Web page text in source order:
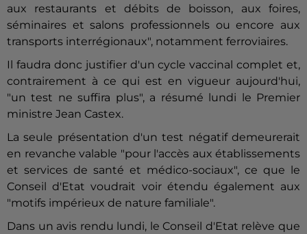
aux restaurants et débits de boisson, aux foires,
séminaires et salons professionnels ou encore aux
transports interrégionaux", notamment ferroviaires.
Il faudra donc justifier d'un cycle vaccinal complet et,
contrairement à ce qui est en vigueur aujourd'hui,
"un test ne suffira plus", a résumé lundi le Premier
ministre Jean Castex.
La seule présentation d'un test négatif demeurerait
en revanche valable "pour l'accès aux établissements
et services de santé et médico-sociaux", ce que le
Conseil d'Etat voudrait voir étendu également aux
"motifs impérieux de nature familiale".
Dans un avis rendu lundi, le Conseil d'Etat relève que